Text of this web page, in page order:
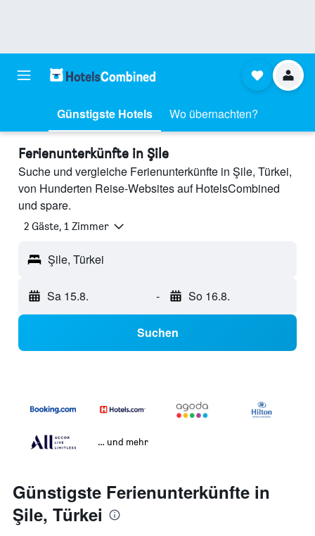
Günstigste Hotels Wo übernachten?
Ferienunterkünfte in Şile
Suche und vergleiche Ferienunterkünfte in Şile, Türkei,
von Hunderten Reise-Websites auf HotelsCombined
und spare.
2 Gäste, 1 Zimmer
Şile, Türkei
Sa 15.8. - So 16.8.
Suchen
… und mehr
Günstigste Ferienunterkünfte in
Şile, Türkei